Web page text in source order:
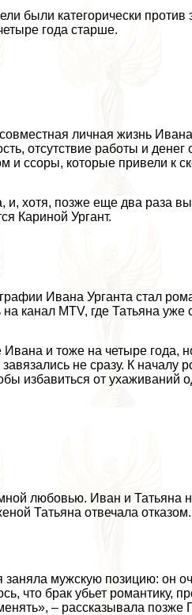
были категорически
года старше.
личная жизнь
отсутствие работы и
и ссоры, которые привели к
хотя, позже еще два раза
Кариной Ургант.
Ивана Урганта стал
канал MTV, где Татьяна
и тоже на четыре года,
не сразу. К началу
избавиться от ухаживаний
любовью. Иван и Татьяна
Татьяна отвечала
мужскую позицию: он
что бpaк убьет романтику,
– рассказывала позже